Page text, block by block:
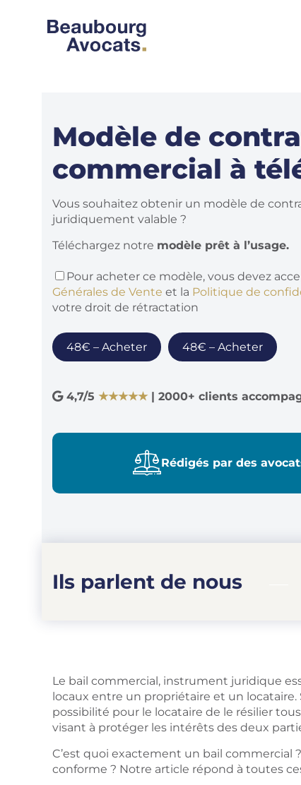
Modèle de
commercial à
Vous souhaitez obtenir un modèle de
juridiquement valable ?
Téléchargez notre modèle prêt à l’usage.
Pour acheter ce modèle, vous devez
Générales de Vente et la Politique de
votre droit de rétractation
48€ – Acheter
4,7/5★★★★★| 2000+ clients
Rédigés par des
Ils parlent de nous
Le bail commercial, instrument juridique
locaux entre un propriétaire et un locataire.
possibilité pour le locataire de le résilier
visant à protéger les intérêts des deux
C’est quoi exactement un bail
conforme ? Notre article répond à toutes